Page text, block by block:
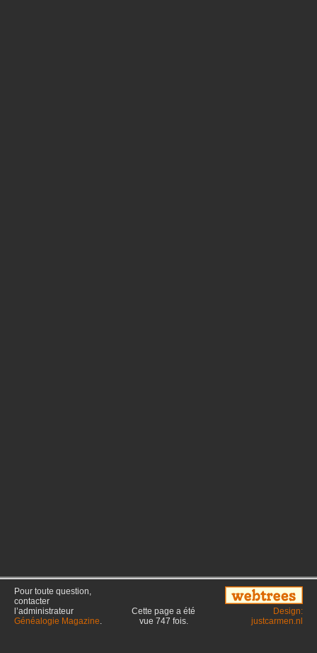
Pour toute question,
contacter
l’administrateur
Généalogie Magazine.
Cette page a été
vue 747 fois.
Design:
justcarmen.nl